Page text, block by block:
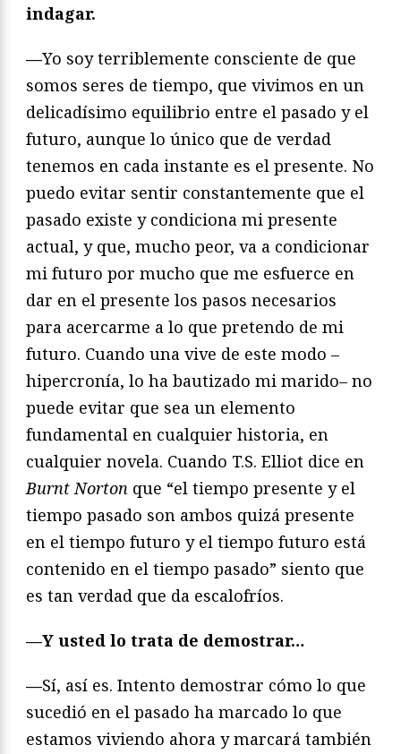
indagar.
—Yo soy terriblemente consciente de que
somos seres de tiempo, que vivimos en un
delicadísimo equilibrio entre el pasado y el
futuro, aunque lo único que de verdad
tenemos en cada instante es el presente. No
puedo evitar sentir constantemente que el
pasado existe y condiciona mi presente
actual, y que, mucho peor, va a condicionar
mi futuro por mucho que me esfuerce en
dar en el presente los pasos necesarios
para acercarme a lo que pretendo de mi
futuro. Cuando una vive de este modo –
hipercronía, lo ha bautizado mi marido– no
puede evitar que sea un elemento
fundamental en cualquier historia, en
cualquier novela. Cuando T.S. Elliot dice en
Burnt Norton que “el tiempo presente y el
tiempo pasado son ambos quizá presente
en el tiempo futuro y el tiempo futuro está
contenido en el tiempo pasado” siento que
es tan verdad que da escalofríos.
—Y usted lo trata de demostrar…
—Sí, así es. Intento demostrar cómo lo que
sucedió en el pasado ha marcado lo que
estamos viviendo ahora y marcará también